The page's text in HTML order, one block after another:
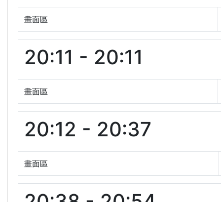
畫面區
20:11 - 20:11
畫面區
20:12 - 20:37
畫面區